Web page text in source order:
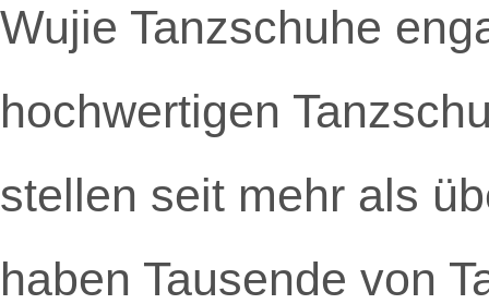
Wujie Tanzschuhe
hochwertigen
stellen seit mehr als
haben Tausende von